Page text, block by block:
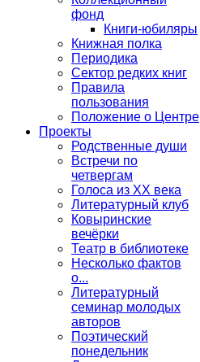
фонд
Книги-юбиляры
Книжная полка
Периодика
Сектор редких книг
Правила
пользования
Положение о Центре
Проекты
Родственные души
Встречи по
четвергам
Голоса из ХХ века
Литературный клуб
Ковыринские
вечёрки
Театр в библиотеке
Несколько фактов
о...
Литературный
семинар молодых
авторов
Поэтический
понедельник